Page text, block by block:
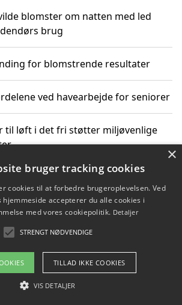
blomster om natten med led
brug
for blomstrende resultater
ved havearbejde for seniorer
til løft i det fri støtter miljøvenlige
for familien og naturen
2026 - Pilanto Aps
Blog Betingelser
×
bruger tracking cookies
cookies til at forbedre brugeroplevelsen. Ved
hjemmeside accepterer du alle cookies i
med vores cookiepolitik. Detaljer
STRENGT NØDVENDIGE
TILLAD IKKE COOKIES
VIS DETALJER